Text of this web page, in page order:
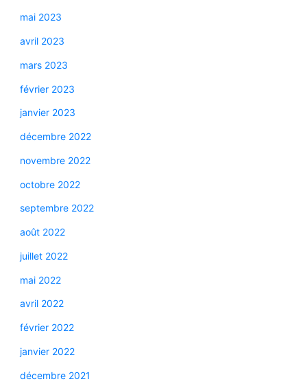
mai 2023
avril 2023
mars 2023
février 2023
janvier 2023
décembre 2022
novembre 2022
octobre 2022
septembre 2022
août 2022
juillet 2022
mai 2022
avril 2022
février 2022
janvier 2022
décembre 2021